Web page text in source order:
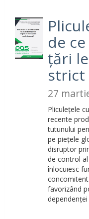
de
țări
strict
27
Pliculețele
recente
tutunului
pe piețele
disruptor
de control
înlocuiesc
favorizând